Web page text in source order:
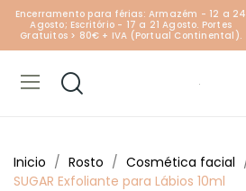
Encerramento para férias: Armazém - 12 a 24
Agosto; Escritório - 17 a 21 Agosto. Portes
Gratuitos > 80€ + IVA (Portual Continental).
Inicio Rosto Cosmética facial
SUGAR Exfoliante para Lábios 10ml